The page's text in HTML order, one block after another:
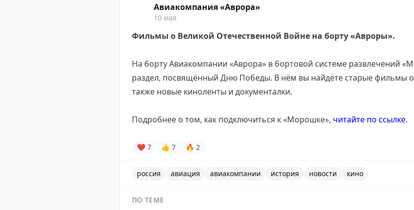
Авиакомпания «Аврора»
10 мая
Фильмы о Великой Отечественной Войне на борту «Авроры».
На борту Авиакомпании «Аврора» в бортовой системе развлечений
раздел, посвящённый Дню Победы. В нём вы найдёте старые фильмы о
также новые киноленты и документалки.
Подробнее о том, как подключиться к «Морошке», читайте по ссылке.
❤ 7 👍 7 🔥 2
россия авиация авиакомпании история новости кино
ПО ТЕМЕ